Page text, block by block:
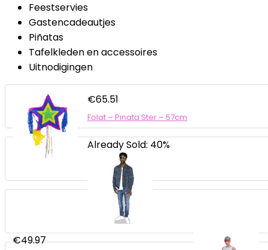
Feestservies
Gastencadeautjes
Piñatas
Tafelkleden en accessoires
Uitnodigingen
€65.51
Folat – Pinata Ster – 57cm
Already Sold: 40%
€49.97